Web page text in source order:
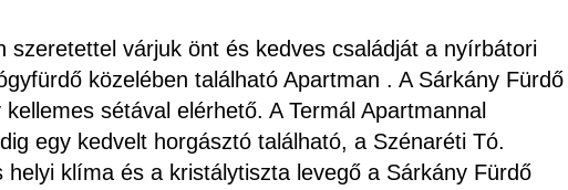
szeretettel várjuk önt és kedves családját a nyírbátori
közelében található Apartman . A Sárkány Fürdő
kellemes sétával elérhető. A Termál Apartmannal
egy kedvelt horgásztó található, a Szénaréti Tó.
helyi klíma és a kristálytiszta levegő a Sárkány Fürdő